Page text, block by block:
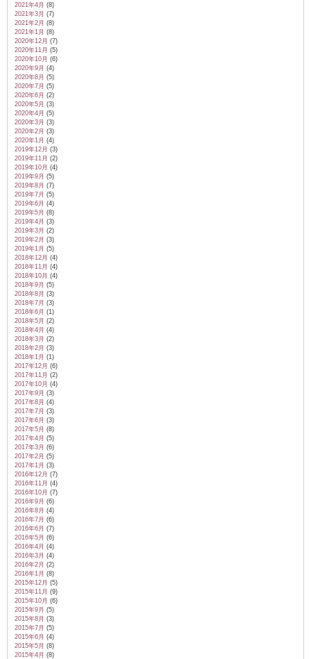
2021年4月 (8)
2021年3月 (7)
2021年2月 (8)
2021年1月 (8)
2020年12月 (7)
2020年11月 (5)
2020年10月 (6)
2020年9月 (4)
2020年8月 (5)
2020年7月 (5)
2020年6月 (2)
2020年5月 (3)
2020年4月 (5)
2020年3月 (3)
2020年2月 (3)
2020年1月 (4)
2019年12月 (3)
2019年11月 (2)
2019年10月 (4)
2019年9月 (5)
2019年8月 (7)
2019年7月 (5)
2019年6月 (4)
2019年5月 (8)
2019年4月 (3)
2019年3月 (2)
2019年2月 (3)
2019年1月 (5)
2018年12月 (4)
2018年11月 (4)
2018年10月 (4)
2018年9月 (5)
2018年8月 (3)
2018年7月 (3)
2018年6月 (1)
2018年5月 (2)
2018年4月 (4)
2018年3月 (2)
2018年2月 (3)
2018年1月 (1)
2017年12月 (6)
2017年11月 (2)
2017年10月 (4)
2017年9月 (3)
2017年8月 (4)
2017年7月 (3)
2017年6月 (3)
2017年5月 (8)
2017年4月 (5)
2017年3月 (6)
2017年2月 (5)
2017年1月 (3)
2016年12月 (7)
2016年11月 (4)
2016年10月 (7)
2016年9月 (6)
2016年8月 (4)
2016年7月 (6)
2016年6月 (7)
2016年5月 (6)
2016年4月 (4)
2016年3月 (4)
2016年2月 (2)
2016年1月 (8)
2015年12月 (5)
2015年11月 (9)
2015年10月 (6)
2015年9月 (5)
2015年8月 (3)
2015年7月 (5)
2015年6月 (4)
2015年5月 (8)
2015年4月 (8)